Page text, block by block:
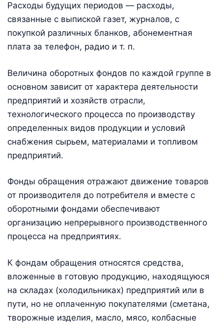
Расходы будущих периодов — расходы,
связанные с выпиской газет, журналов, с
покупкой различных бланков, абонементная
плата за телефон, радио и т. п.
Величина оборотных фондов по каждой группе в
основном зависит от характера деятельности
предприятий и хозяйств отрасли,
технологического процесса по производству
определенных видов продукции и условий
снабжения сырьем, материалами и топливом
предприятий.
Фонды обращения отражают движение товаров
от производителя до потребителя и вместе с
оборотными фондами обеспечивают
организацию непрерывного производственного
процесса на предприятиях.
К фондам обращения относятся средства,
вложенные в готовую продукцию, находящуюся
на складах (холодильниках) предприятий или в
пути, но не оплаченную покупателями (сметана,
творожные изделия, масло, мясо, колбасные